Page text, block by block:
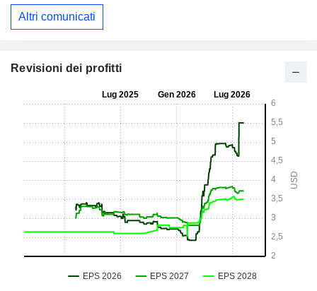
Altri comunicati
Revisioni dei profitti